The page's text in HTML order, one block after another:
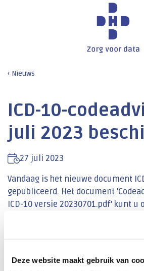
Deze website maakt gebruik van
Nieuws
ICD-10-
juli 2023
27 juli 2023
Vandaag is het nieuwe document
gepubliceerd. Het document
ICD-10 versie 20230701.pdf' kunt u
downloaden. Een overzicht van de
codeadviezen vindt u op pagina
Codeadviezen.